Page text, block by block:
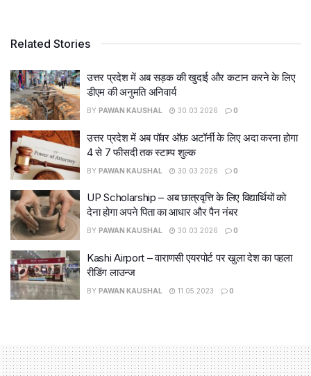
Related Stories
उत्तर प्रदेश में अब सड़क की खुदाई और कटान करने के लिए
डीएम की अनुमति अनिवार्य
BY PAWAN KAUSHAL 30.03.2026 0
उत्तर प्रदेश में अब पॉवर ऑफ़ अटॉर्नी के लिए अदा करना होगा
4 से 7 फीसदी तक स्टाम्प शुल्क
BY PAWAN KAUSHAL 30.03.2026 0
UP Scholarship – अब छात्रवृत्ति के लिए विद्यार्थियों को
देना होगा अपने पिता का आधार और पैन नंबर
BY PAWAN KAUSHAL 30.03.2026 0
Kashi Airport – वाराणसी एयरपोर्ट पर खुला देश का पहला
रीडिंग लाउन्ज
BY PAWAN KAUSHAL 11.05.2023 0